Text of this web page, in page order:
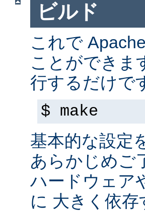
ビルド
これで
ことができま
行するだけで
$ make
基本的な設定
あらかじめご
ハードウェア
に 大きく依